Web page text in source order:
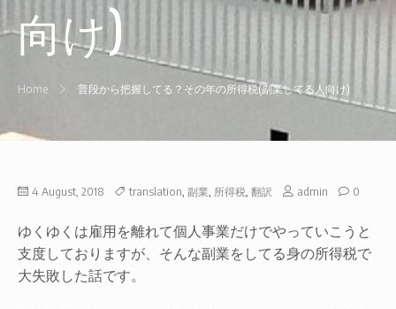
向け)
Home 普段から把握してる？その年の所得税(副業してる人向け)
4 August, 2018 translation, 副業, 所得税, 翻訳 admin 0
か
ら
把
ゆくゆくは雇用を離れて個人事業だけでやっていこうと
支度しておりますが、そんな副業をしてる身の所得税で
大失敗した話です。